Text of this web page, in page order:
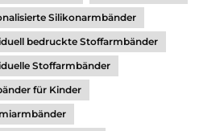
Silikonarmbänder
bedruckte Stoffarmbänder
Stoffarmbänder
für Kinder